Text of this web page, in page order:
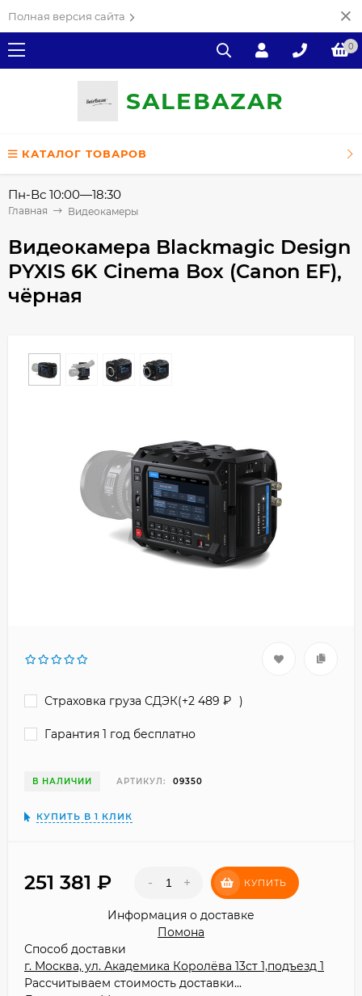
Полная версия сайта
0
SALEВAZAR
КАТАЛОГ ТОВАРОВ
Пн-Вс 10:00—18:30
Главная Видеокамеры
Видеокамера Blackmagic Design
PYXIS 6K Cinema Box (Canon EF),
чёрная
Страховка груза СДЭК(+2 489 )
Гарантия 1 год бесплатно
В НАЛИЧИИ АРТИКУЛ: 09350
КУПИТЬ В 1 КЛИК
251 381 - + КУПИТЬ
Информация о доставке
Помона
Способ доставки
г. Москва, ул. Академика Королёва 13ст 1,подъезд 1
Рассчитываем стоимость доставки...